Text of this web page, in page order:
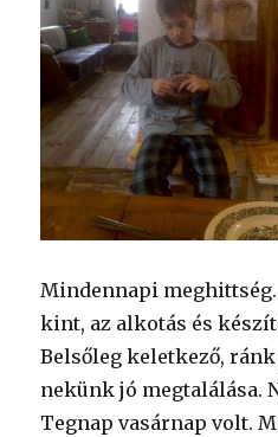
Mindennapi meghittség.
kint, az alkotás és
Belsőleg keletkező,
nekünk jó megtalálása.
Tegnap vasárnap volt.